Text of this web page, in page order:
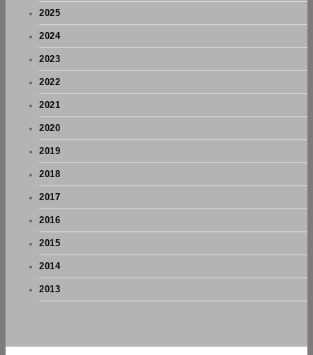
2025
2024
2023
2022
2021
2020
2019
2018
2017
2016
2015
2014
2013